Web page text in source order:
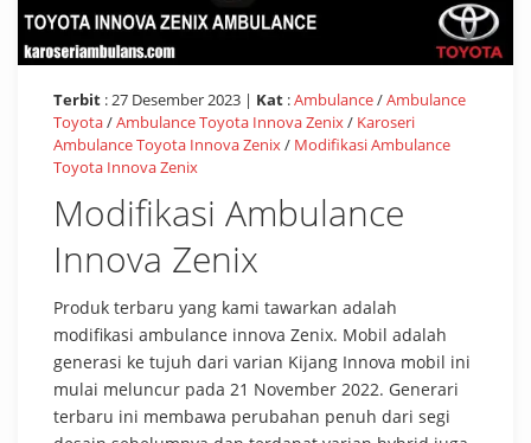
Terbit : 27 Desember 2023 | Kat :Ambulance/Ambulance
Toyota/Ambulance Toyota Innova Zenix/ Karoseri
Ambulance Toyota Innova Zenix/ Modifikasi Ambulance
Toyota Innova Zenix
Modifikasi Ambulance
Innova Zenix
Produk terbaru yang kami tawarkan adalah
modifikasi ambulance innova Zenix. Mobil adalah
generasi ke tujuh dari varian Kijang Innova mobil ini
mulai meluncur pada 21 November 2022. Generari
terbaru ini membawa perubahan penuh dari segi